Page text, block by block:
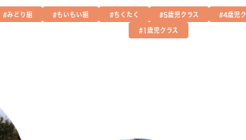
#みどり組 #もいもい組 #ちくたく #5歳児クラス #4歳児ク
#1歳児クラス